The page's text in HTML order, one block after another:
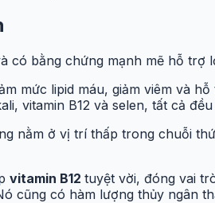
có bằng chứng mạnh mẽ hỗ trợ
mức lipid máu, giảm viêm và
vitamin B12 và selen, tất cả
nằm ở vị trí thấp trong chuỗi
vitamin B12 tuyệt vời, đóng vai
cũng có hàm lượng thủy ngân